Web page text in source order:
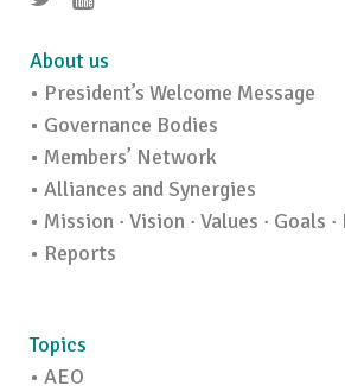
About us
• President’s Welcome Message
• Governance Bodies
• Members’ Network
• Alliances and Synergies
• Mission · Vision · Values · Goals
• Reports
Topics
• AEO